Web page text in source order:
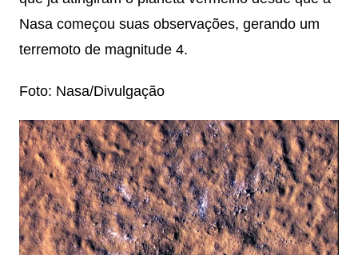
Nasa começou suas observações, gerando um
terremoto de magnitude 4.
Foto: Nasa/Divulgação